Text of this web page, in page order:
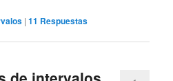
|11 Respuestas